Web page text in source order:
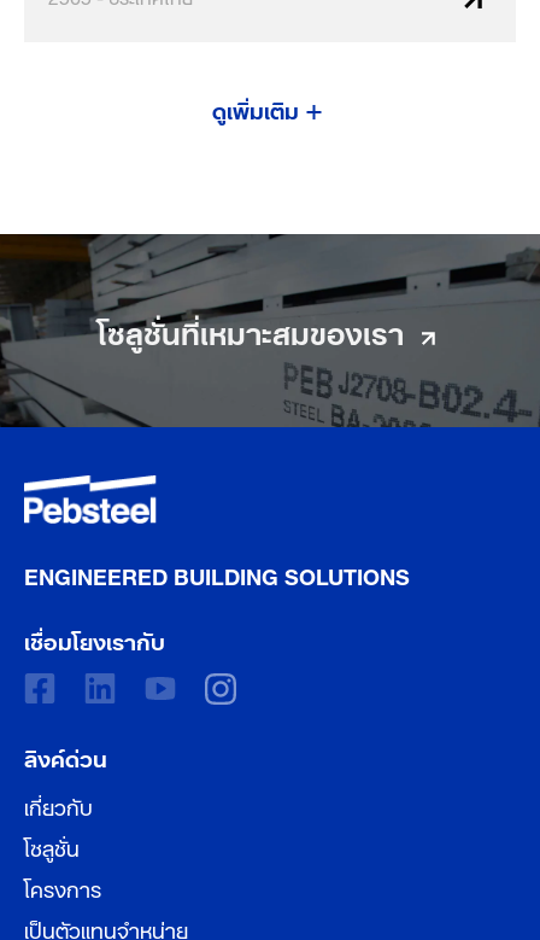
ดูเพิ่มเติม
โซลูชั่นที่เหมาะสมของเรา
ENGINEERED BUILDING SOLUTIONS
เชื่อมโยงเรากับ
ลิงค์ด่วน
เกี่ยวกับ
โซลูชั่น
โครงการ
เป็นตัวแทนจำหน่าย